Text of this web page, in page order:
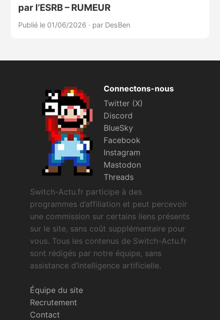
par l’ESRB – RUMEUR
Publié le 01/06/2026 · par DesBen
Connectons-nous
Twitter (X)
Discord
BlueSky
Facebook
Instagram
Mastodon
Threads
Switch-Actu.fr participe à des
programmes d’affiliation et peut percevoir
une commission sur certains liens présents
sur le site, sans coût supplémentaire pour
vous. Tous les contenus de Switch-Actu.fr
sont rédigés par notre équipe, sans
assistance d’intelligence artificielle.
Équipe du site
Recrutement
Contact